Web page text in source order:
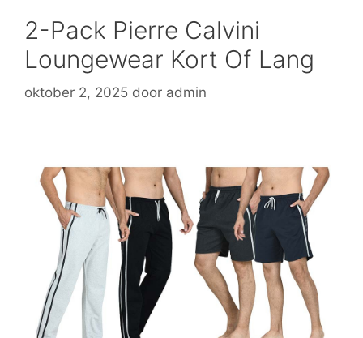
2-Pack Pierre Calvini
Loungewear Kort Of Lang
oktober 2, 2025 door admin